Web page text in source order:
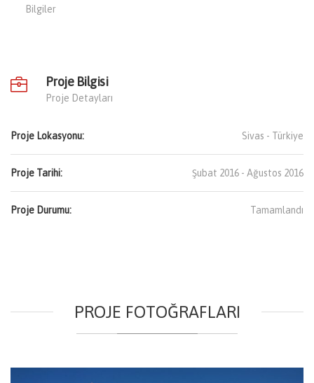
Bilgiler
Proje Bilgisi
Proje Detayları
Proje Lokasyonu: Sivas - Türkiye
Proje Tarihi: Şubat 2016 - Ağustos 2016
Proje Durumu: Tamamlandı
PROJE FOTOĞRAFLARI